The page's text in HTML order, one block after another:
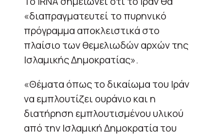
«διαπραγματευτεί το πυρηνικό
πρόγραμμα αποκλειστικά στο
πλαίσιο των θεμελιωδών αρχών της
Ισλαμικής Δημοκρατίας».
«Θέματα όπως το δικαίωμα του Ιράν
να εμπλουτίζει ουράνιο και η
διατήρηση εμπλουτισμένου υλικού
από την Ισλαμική Δημοκρατία του